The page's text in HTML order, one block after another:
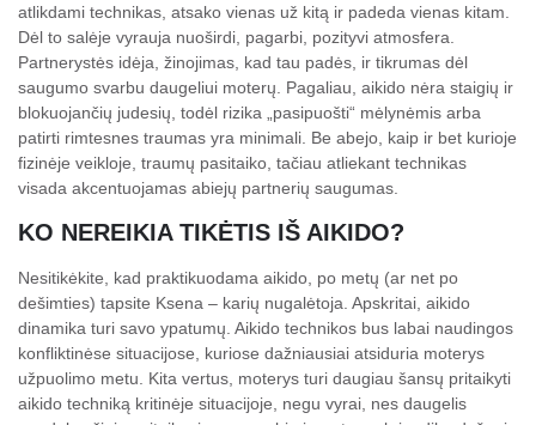
atlikdami technikas, atsako vienas už kitą ir padeda vienas kitam.
Dėl to salėje vyrauja nuoširdi, pagarbi, pozityvi atmosfera.
Partnerystės idėja, žinojimas, kad tau padės, ir tikrumas dėl
saugumo svarbu daugeliui moterų. Pagaliau, aikido nėra staigių ir
blokuojančių judesių, todėl rizika „pasipuošti“ mėlynėmis arba
patirti rimtesnes traumas yra minimali. Be abejo, kaip ir bet kurioje
fizinėje veikloje, traumų pasitaiko, tačiau atliekant technikas
visada akcentuojamas abiejų partnerių saugumas.
KO NEREIKIA TIKĖTIS IŠ AIKIDO?
Nesitikėkite, kad praktikuodama aikido, po metų (ar net po
dešimties) tapsite Ksena – karių nugalėtoja. Apskritai, aikido
dinamika turi savo ypatumų. Aikido technikos bus labai naudingos
konfliktinėse situacijose, kuriose dažniausiai atsiduria moterys
užpuolimo metu. Kita vertus, moterys turi daugiau šansų pritaikyti
aikido techniką kritinėje situacijoje, negu vyrai, nes daugelis